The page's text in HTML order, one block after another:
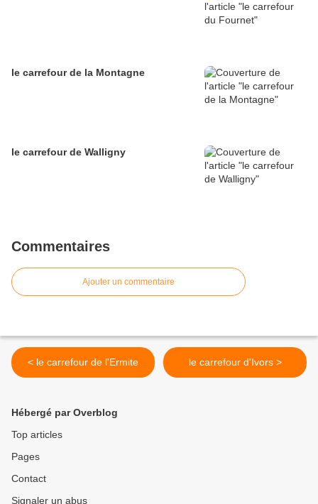
le carrefour de la Montagne
le carrefour de Walligny
Commentaires
Ajouter un commentaire
< le carrefour de l'Ermite le carrefour d'Ivors >
Hébergé par Overblog
Top articles
Pages
Contact
Signaler un abus